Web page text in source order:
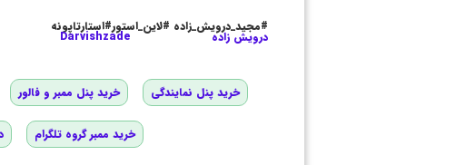
#مجید_درویش_زاده #لاین_استور#استارتاپونه
درویش زاده Darvishzade
خرید پنل نمایندگی خرید پنل ممبر و فالور
خرید ممبر گروه تلگرام